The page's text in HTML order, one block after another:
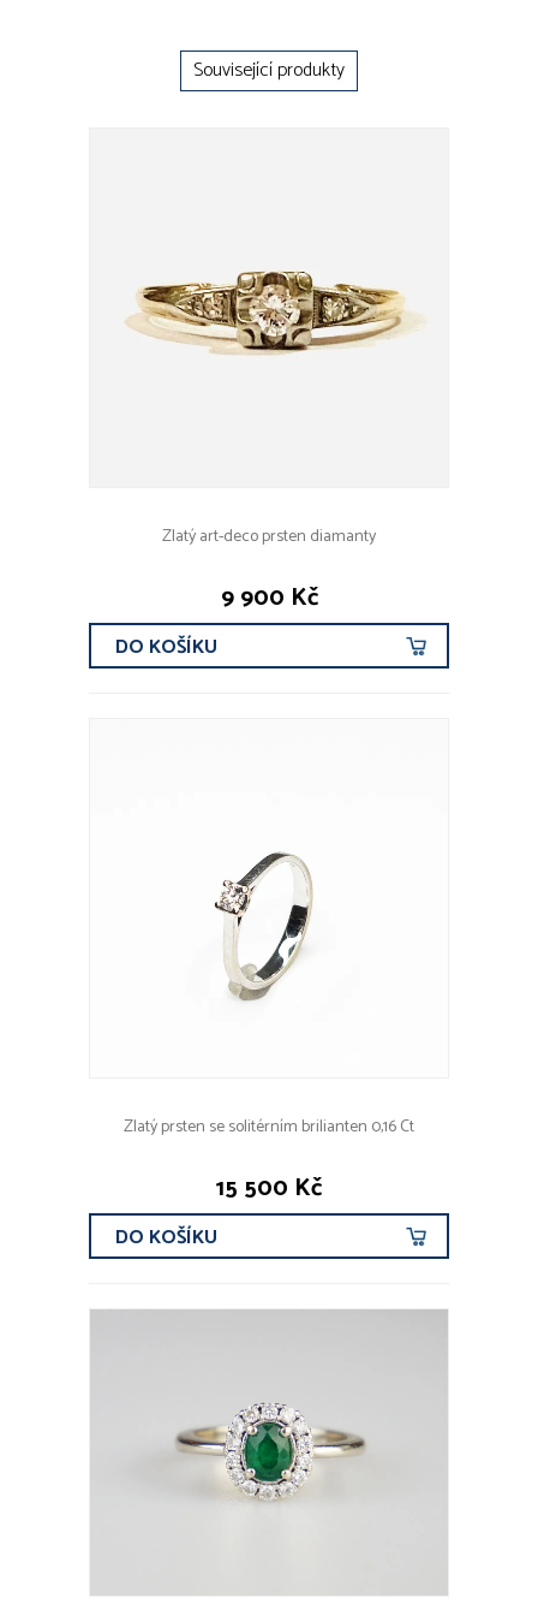
Související produkty
Zlatý art-deco prsten diamanty
9 900 Kč
DO KOŠÍKU
Zlatý prsten se solitérním brilianten 0,16 Ct
15 500 Kč
DO KOŠÍKU